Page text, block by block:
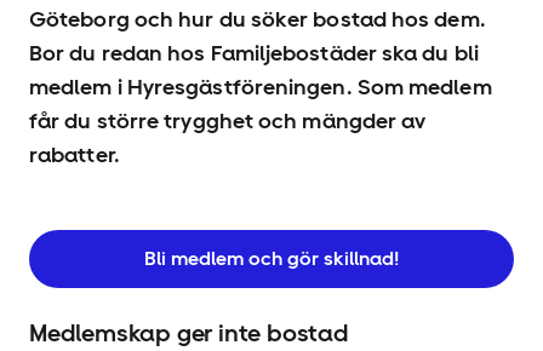
Göteborg och hur du söker bostad hos dem.
Bor du redan hos Familjebostäder ska du bli
medlem i Hyresgäst­föreningen. Som medlem
får du större trygghet och mängder av
rabatter.
Bli medlem och gör skillnad!
Medlemskap ger inte bostad